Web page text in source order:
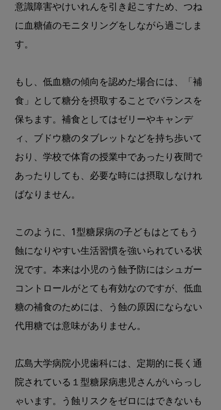
意識障害やけいれんを引き起こすため、つね
に血糖値のモニタリングをしながら過ごしま
す。
もし、低血糖の傾向を認めた場合には、「補
食」として糖分を摂取することでバランスを
保ちます。補食としてはゼリーやキャンデ
ィ、ブドウ糖のタブレットなどを持ち歩いて
おり、学校で体育の授業中であったり夜間で
あったりしても、必要な時には摂取しなけれ
ばなりません。
このように、1型糖尿病の子どもはとてもう
蝕になりやすい生活習慣を強いられている状
況です。本来は小児のう蝕予防にはシュガー
コントロールがとても有効なのですが、低血
糖の補食のためには、う蝕の原因にならない
代用糖では意味がありません。
広島大学病院小児歯科には、定期的に長く通
院されている１型糖尿病患児さんがいらっし
ゃいます。う蝕リスクをゼロにはできないも